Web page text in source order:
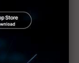
與認知，並
市場定位策
細分市場並